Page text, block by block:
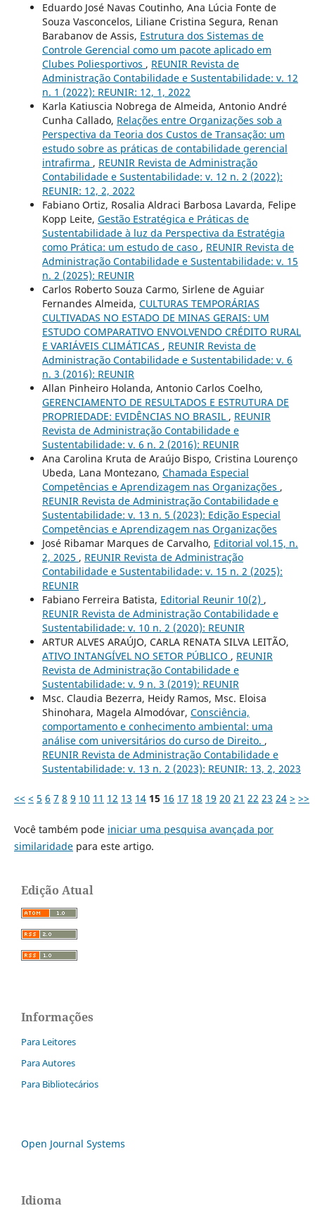
Eduardo José Navas Coutinho, Ana Lúcia Fonte de
Souza Vasconcelos, Liliane Cristina Segura, Renan
Barabanov de Assis, Estrutura dos Sistemas de
Controle Gerencial como um pacote aplicado em
Clubes Poliesportivos , REUNIR Revista de
Administração Contabilidade e Sustentabilidade: v. 12
n. 1 (2022): REUNIR: 12, 1, 2022
Karla Katiuscia Nobrega de Almeida, Antonio André
Cunha Callado, Relações entre Organizações sob a
Perspectiva da Teoria dos Custos de Transação: um
estudo sobre as práticas de contabilidade gerencial
intrafirma , REUNIR Revista de Administração
Contabilidade e Sustentabilidade: v. 12 n. 2 (2022):
REUNIR: 12, 2, 2022
Fabiano Ortiz, Rosalia Aldraci Barbosa Lavarda, Felipe
Kopp Leite, Gestão Estratégica e Práticas de
Sustentabilidade à luz da Perspectiva da Estratégia
como Prática: um estudo de caso , REUNIR Revista de
Administração Contabilidade e Sustentabilidade: v. 15
n. 2 (2025): REUNIR
Carlos Roberto Souza Carmo, Sirlene de Aguiar
Fernandes Almeida, CULTURAS TEMPORÁRIAS
CULTIVADAS NO ESTADO DE MINAS GERAIS: UM
ESTUDO COMPARATIVO ENVOLVENDO CRÉDITO RURAL
E VARIÁVEIS CLIMÁTICAS , REUNIR Revista de
Administração Contabilidade e Sustentabilidade: v. 6
n. 3 (2016): REUNIR
Allan Pinheiro Holanda, Antonio Carlos Coelho,
GERENCIAMENTO DE RESULTADOS E ESTRUTURA DE
PROPRIEDADE: EVIDÊNCIAS NO BRASIL , REUNIR
Revista de Administração Contabilidade e
Sustentabilidade: v. 6 n. 2 (2016): REUNIR
Ana Carolina Kruta de Araújo Bispo, Cristina Lourenço
Ubeda, Lana Montezano, Chamada Especial
Competências e Aprendizagem nas Organizações ,
REUNIR Revista de Administração Contabilidade e
Sustentabilidade: v. 13 n. 5 (2023): Edição Especial
Competências e Aprendizagem nas Organizações
José Ribamar Marques de Carvalho, Editorial vol.15, n.
2, 2025 , REUNIR Revista de Administração
Contabilidade e Sustentabilidade: v. 15 n. 2 (2025):
REUNIR
Fabiano Ferreira Batista, Editorial Reunir 10(2) ,
REUNIR Revista de Administração Contabilidade e
Sustentabilidade: v. 10 n. 2 (2020): REUNIR
ARTUR ALVES ARAÚJO, CARLA RENATA SILVA LEITÃO,
ATIVO INTANGÍVEL NO SETOR PÚBLICO , REUNIR
Revista de Administração Contabilidade e
Sustentabilidade: v. 9 n. 3 (2019): REUNIR
Msc. Claudia Bezerra, Heidy Ramos, Msc. Eloisa
Shinohara, Magela Almodóvar, Consciência,
comportamento e conhecimento ambiental: uma
análise com universitários do curso de Direito. ,
REUNIR Revista de Administração Contabilidade e
Sustentabilidade: v. 13 n. 2 (2023): REUNIR: 13, 2, 2023
<< < 5 6 7 8 9 10 11 12 13 14 15 16 17 18 19 20 21 22 23 24 > >>
Você também pode iniciar uma pesquisa avançada por
similaridadepara este artigo.
Edição Atual
Informações
Para Leitores
Para Autores
Para Bibliotecários
Open Journal Systems
Idioma